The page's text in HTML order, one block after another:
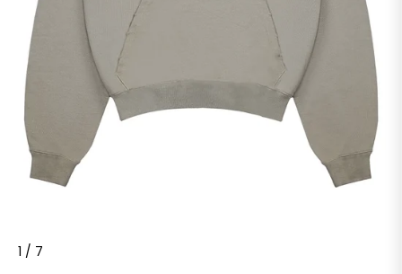
1 / 7